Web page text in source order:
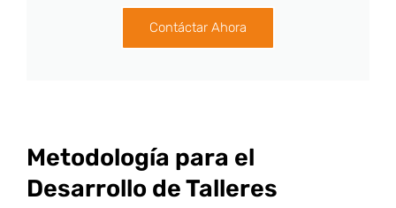
Contáctar Ahora
Metodología para el
Desarrollo de Talleres